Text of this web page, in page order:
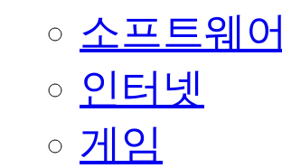
소프트웨어
인터넷
게임